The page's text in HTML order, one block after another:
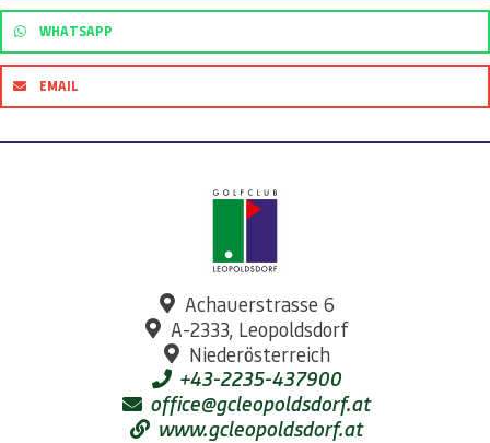
WHATSAPP
EMAIL
Achauerstrasse 6
A-2333, Leopoldsdorf
Niederösterreich
+43-2235-437900
office@gcleopoldsdorf.at
www.gcleopoldsdorf.at